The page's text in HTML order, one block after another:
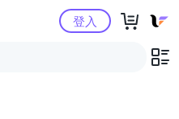
Yahoo購物中心登入